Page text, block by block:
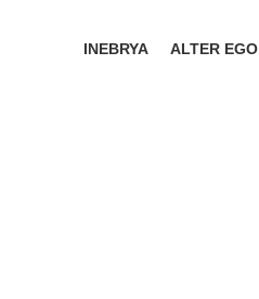
INEBRYA ALTER EGO